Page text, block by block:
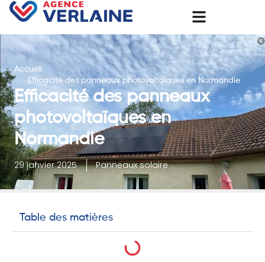
Accueil
Efficacité des panneaux photovoltaïques en Normandie
Efficacité des panneaux
photovoltaïques en
Normandie
29 janvier 2025 Panneaux solaire
Table des matières